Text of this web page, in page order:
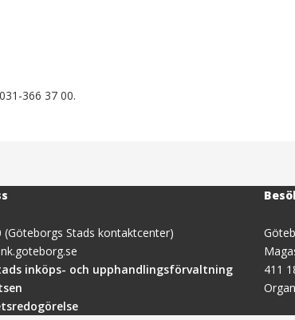
366 37 00.
(Göteborgs Stads kontaktcenter)
inköps- och upphandlingsförvaltning(öppnas411